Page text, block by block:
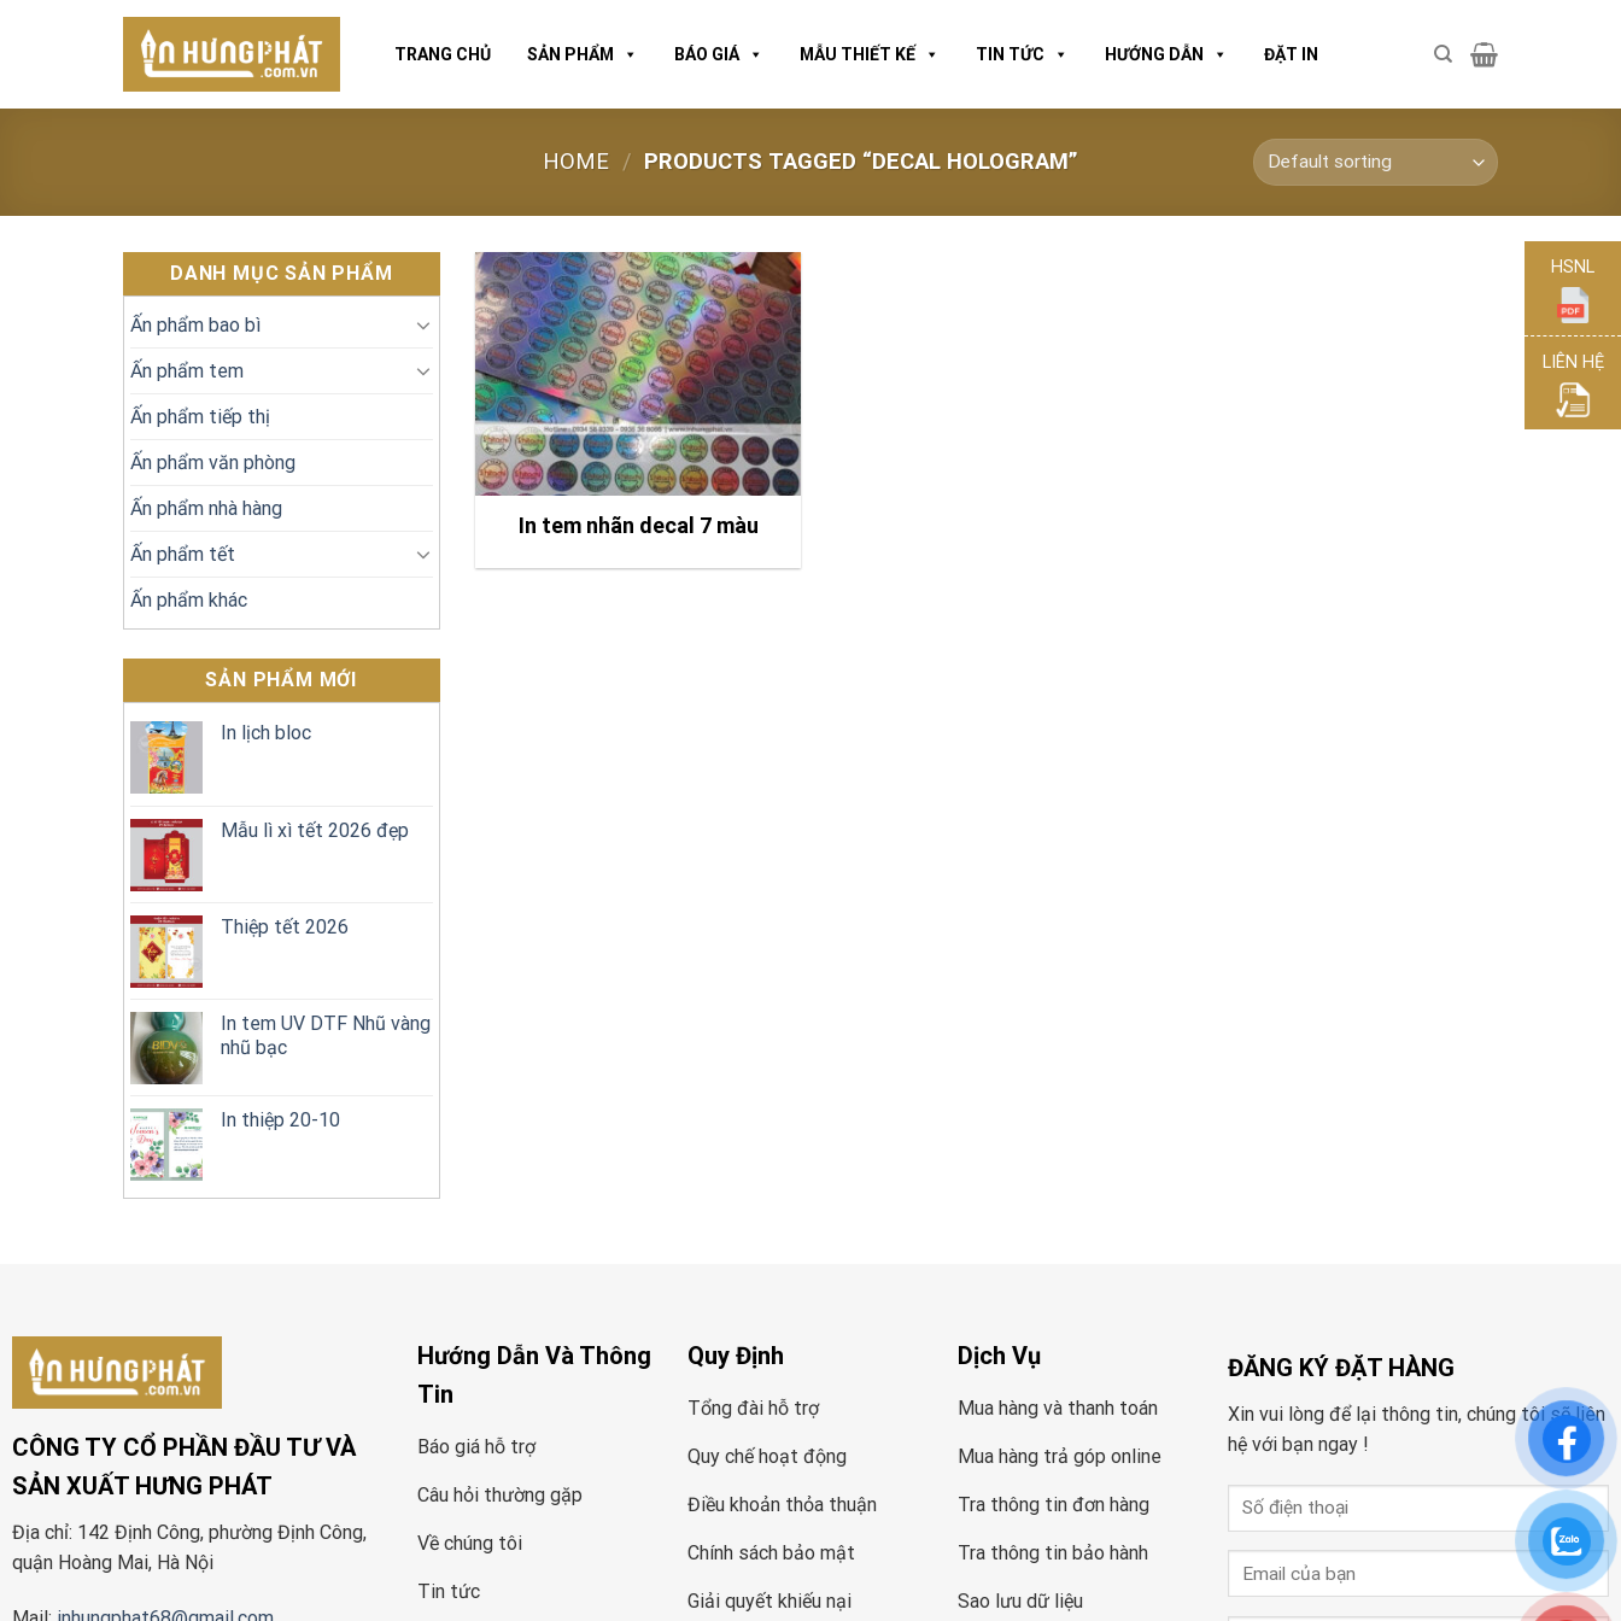
TRANG CHỦ SẢN PHẨM BÁO GIÁ MẪU THIẾT KẾ TIN TỨC HƯỚNG DẪN ĐẶT IN
HOME / PRODUCTS TAGGED “DECAL HOLOGRAM”
DANH MỤC SẢN PHẨM
Ấn phẩm bao bì
Ấn phẩm tem
Ấn phẩm tiếp thị
Ấn phẩm văn phòng
Ấn phẩm nhà hàng
Ấn phẩm tết
Ấn phẩm khác
SẢN PHẨM MỚI
In lịch bloc
Mẫu lì xì tết 2026 đẹp
Thiệp tết 2026
In tem UV DTF Nhũ vàng
nhũ bạc
In thiệp 20-10
In tem nhãn decal 7 màu
CÔNG TY CỔ PHẦN ĐẦU TƯ VÀ
SẢN XUẤT HƯNG PHÁT
Địa chỉ: 142 Định Công, phường Định Công,
quận Hoàng Mai, Hà Nội
Hướng Dẫn Và Thông
Tin
Báo giá hỗ trợ
Câu hỏi thường gặp
Về chúng tôi
Tin tức
Quy Định
Tổng đài hỗ trợ
Quy chế hoạt động
Điều khoản thỏa thuận
Chính sách bảo mật
Giải quyết khiếu nại
Dịch Vụ
Mua hàng và thanh toán
Mua hàng trả góp online
Tra thông tin đơn hàng
Tra thông tin bảo hành
Sao lưu dữ liệu
ĐĂNG KÝ ĐẶT HÀNG
Xin vui lòng để lại thông tin, chúng tôi sẽ liên
hệ với bạn ngay !
HSNL
LIÊN HỆ